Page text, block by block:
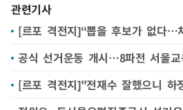
관련기사
[르포 격전지]“뽑을 후보가 없다…
공식 선거운동 개시…8파전 서울